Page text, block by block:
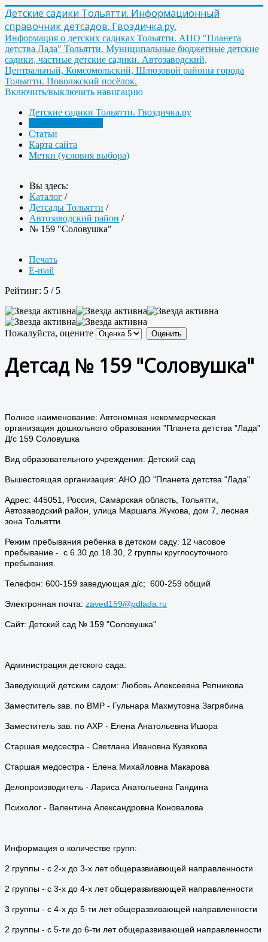
Детские садики Тольятти. Информационный
справочник детсадов. Гвоздичка.ру.
Информация о детских садиках Тольятти. АНО "Планета
детства Лада" Тольятти. Муниципальные бюджетные детские
садики, частные детские садики. Автозаводский,
Центральный, Комсомольский, Шлюзовой районы города
Тольятти. Поволжский посёлок.
Включить/выключить навигацию
Детские садики Тольятти. Гвоздичка.ру
Статьи
Карта сайта
Метки (условия выбора)
Вы здесь:
Каталог /
Детсады Тольятти /
Автозаводский район /
№ 159 "Соловушка"
Печать
E-mail
Рейтинг: 5 / 5
Пожалуйста, оцените
Детсад № 159 "Соловушка"
Полное наименование: Автономная некоммерческая
организация дошкольного образования "Планета детства "Лада"
Д/с 159 Соловушка
Вид образовательного учреждения: Детский сад
Вышестоящая организация: АНО ДО "Планета детства "Лада"
Адрес: 445051, Россия, Самарская область, Тольятти,
Автозаводский район, улица Маршала Жукова, дом 7, лесная
зона Тольятти.
Режим пребывания ребенка в детском саду: 12 часовое
пребывание - с 6.30 до 18.30, 2 группы круглосуточного
пребывания.
Телефон: 600-159 заведующая д/с; 600-259 общий
Электронная почта: zaved159@pdlada.ru
Сайт: Детский сад № 159 "Соловушка"
Администрация детского сада:
Заведующий детским садом: Любовь Алексеевна Репникова
Заместитель зав. по ВМР - Гульнара Махмутовна Загрябина
Заместитель зав. по АХР - Елена Анатольевна Ишора
Старшая медсестра - Светлана Ивановна Кузякова
Старшая медсестра - Елена Михайловна Макарова
Делопроизводитель - Лариса Анатольевна Гандина
Психолог - Валентина Александровна Коновалова
Информация о количестве групп:
2 группы - с 2-х до 3-х лет общеразвиавющей направленности
2 группы - с 3-х до 4-х лет общеразвивающей направленности
3 группы - с 4-х до 5-ти лет общеразвивающей направленности
2 группы - с 5-ти до 6-ти лет общеразвивающей направленности